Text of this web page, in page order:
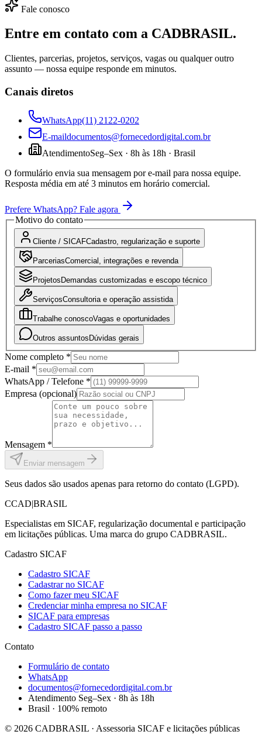
Fale conosco
Entre em contato com a CADBRASIL.
Clientes, parcerias, projetos, serviços, vagas ou qualquer outro
assunto — nossa equipe responde em minutos.
Canais diretos
WhatsApp(11) 2122-0202
E-maildocumentos@fornecedordigital.com.br
AtendimentoSeg–Sex · 8h às 18h · Brasil
O formulário envia sua mensagem por e-mail para nossa equipe.
Resposta média em até 3 minutos em horário comercial.
Prefere WhatsApp? Fale agora
Motivo do contato
Cliente / SICAFCadastro, regularização e suporte
ParceriasComercial, integrações e revenda
Projetos Demandas customizadas e escopo técnico
ServiçosConsultoria e operação assistida
Trabalhe conoscoVagas e oportunidades
Outros assuntos Dúvidas gerais
Nome completo *
E-mail *
WhatsApp / Telefone *
Empresa (opcional)
Mensagem *
Enviar mensagem
Seus dados são usados apenas para retorno do contato (LGPD).
CCAD|BRASIL
Especialistas em SICAF, regularização documental e participação
em licitações públicas. Uma marca do grupo CADBRASIL.
Cadastro SICAF
Cadastro SICAF
Cadastrar no SICAF
Como fazer meu SICAF
Credenciar minha empresa no SICAF
SICAF para empresas
Cadastro SICAF passo a passo
Contato
Formulário de contato
WhatsApp
documentos@fornecedordigital.com.br
Atendimento Seg–Sex · 8h às 18h
Brasil · 100% remoto
© 2026 CADBRASIL · Assessoria SICAF e licitações públicas